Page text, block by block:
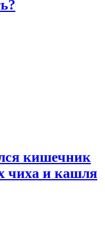
кишечник
чиха и кашля